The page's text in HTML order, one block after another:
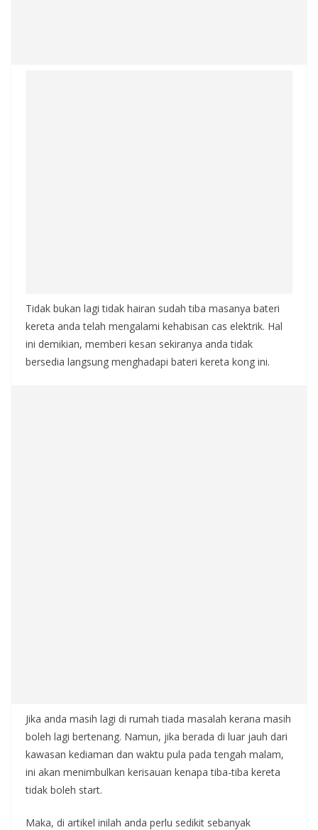
Tidak bukan lagi tidak hairan sudah tiba masanya bateri
kereta anda telah mengalami kehabisan cas elektrik. Hal
ini demikian, memberi kesan sekiranya anda tidak
bersedia langsung menghadapi bateri kereta kong ini.
Jika anda masih lagi di rumah tiada masalah kerana masih
boleh lagi bertenang. Namun, jika berada di luar jauh dari
kawasan kediaman dan waktu pula pada tengah malam,
ini akan menimbulkan kerisauan kenapa tiba-tiba kereta
tidak boleh start.
Maka, di artikel inilah anda perlu sedikit sebanyak